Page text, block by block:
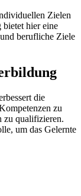
Zielen
bietet hier eine
berufliche Ziele
die
zu
zu qualifizieren.
um das Gelernte